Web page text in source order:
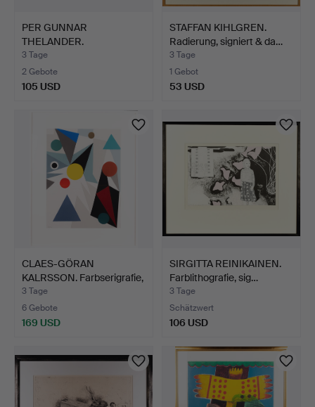
PER GUNNAR
THELANDER.
Farbradierung, Kompo…
3 Tage
2 Gebote
105 USD
STAFFAN KIHLGREN.
Radierung, signiert & da…
3 Tage
1 Gebot
53 USD
CLAES-GÖRAN
KALRSSON. Farbserigrafie,
"Hav…
3 Tage
6 Gebote
169 USD
SIRGITTA REINIKAINEN.
Farblithografie, sig…
3 Tage
Schätzwert
106 USD